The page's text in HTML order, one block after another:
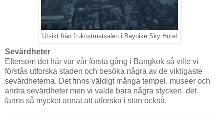
Utsikt från frukostmatsalen i Bayoike Sky Hotel
Sevärdheter
Eftersom det här var vår första gång i Bangkok så ville vi
förstås utforska staden och besöka några av de viktigaste
sevärdheterna. Det finns väldigt många tempel, museer och
andra sevärdheter men vi valde bara några stycken, det
fanns så mycket annat att utforska i stan också.